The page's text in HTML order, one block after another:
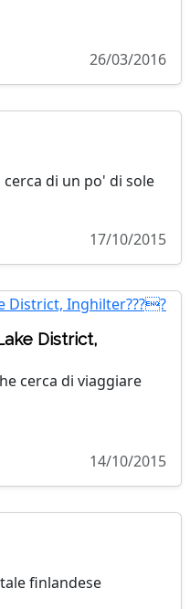
26/03/2016
di un po' di sole
17/10/2015
District,
cerca di viaggiare
14/10/2015
finlandese